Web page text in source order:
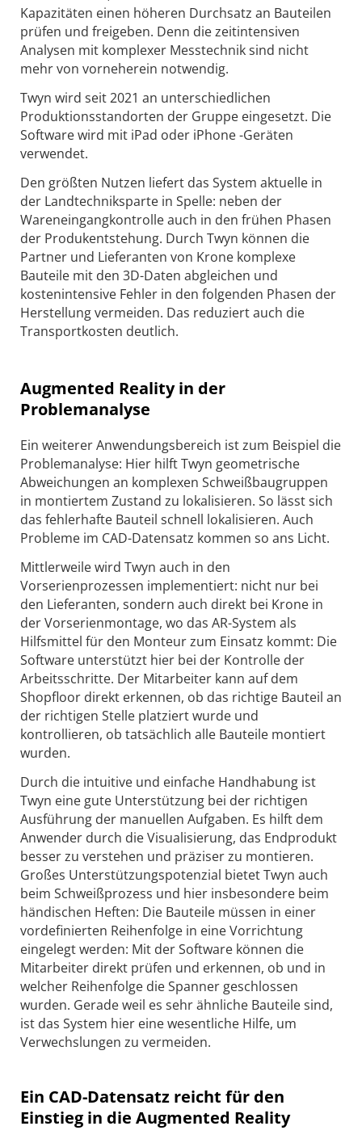
Kapazitäten einen höheren Durchsatz an Bauteilen
prüfen und freigeben. Denn die zeitintensiven
Analysen mit komplexer Messtechnik sind nicht
mehr von vorneherein notwendig.
Twyn wird seit 2021 an unterschiedlichen
Produktionsstandorten der Gruppe eingesetzt. Die
Software wird mit iPad oder iPhone -Geräten
verwendet.
Den größten Nutzen liefert das System aktuelle in
der Landtechniksparte in Spelle: neben der
Wareneingangkontrolle auch in den frühen Phasen
der Produkentstehung. Durch Twyn können die
Partner und Lieferanten von Krone komplexe
Bauteile mit den 3D-Daten abgleichen und
kostenintensive Fehler in den folgenden Phasen der
Herstellung vermeiden. Das reduziert auch die
Transportkosten deutlich.
Augmented Reality in der
Problemanalyse
Ein weiterer Anwendungsbereich ist zum Beispiel die
Problemanalyse: Hier hilft Twyn geometrische
Abweichungen an komplexen Schweißbaugruppen
in montiertem Zustand zu lokalisieren. So lässt sich
das fehlerhafte Bauteil schnell lokalisieren. Auch
Pro­bleme im CAD-Datensatz kommen so ans Licht.
Mittlerweile wird Twyn auch in den
Vorserienprozessen implementiert: nicht nur bei
den Lieferanten, sondern auch direkt bei Krone in
der Vorserienmontage, wo das AR-System als
Hilfsmittel für den Monteur zum Einsatz kommt: Die
Software unterstützt hier bei der Kontrolle der
Arbeitsschritte. Der Mitarbeiter kann auf dem
Shopfloor direkt erkennen, ob das richtige Bauteil an
der richtigen Stelle platziert wurde und
kontrollieren, ob tatsächlich alle Bauteile montiert
wurden.
Durch die intuitive und einfache Hand­habung ist
Twyn eine gute Unterstützung bei der richtigen
Ausführung der manuellen Aufgaben. Es hilft dem
Anwender durch die Visualisierung, das Endprodukt
besser zu verstehen und präziser zu montieren.
Großes Unterstützungspotenzial bietet Twyn auch
beim Schweißprozess und hier insbesondere beim
händischen Heften: Die Bauteile müssen in einer
vordefinierten Reihenfolge in eine Vorrichtung
eingelegt werden: Mit der Software können die
Mitarbeiter direkt prüfen und erkennen, ob und in
welcher Reihenfolge die Spanner geschlossen
wurden. Gerade weil es sehr ähnliche Bauteile sind,
ist das System hier eine wesentliche Hilfe, um
Verwechslungen zu vermeiden.
Ein CAD-Datensatz reicht für den
Einstieg in die Augmented Reality